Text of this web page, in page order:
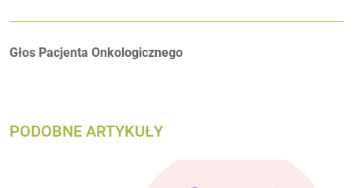
Autorzy:
Głos Pacjenta Onkologicznego
PODOBNE ARTYKUŁY